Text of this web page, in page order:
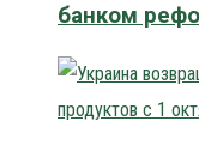
банком